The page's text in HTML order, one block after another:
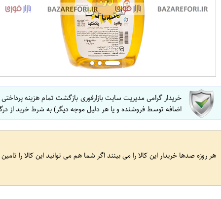
خریدار گرامی مدیریت سایت بازارفوری بازگشت تمام هزینه
اضافه توسط فروشنده و یا هر دلیل موجه دیگر) به شرط خرید از
هر روزه صدها خریدار این کالا را می بینند اگر شما هم می توانید این کالا را